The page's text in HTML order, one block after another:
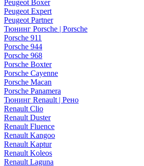
Peugeot Boxer
Peugeot Expert
Peugeot Partner
Тюнинг Porsche | Porsche
Porsche 911
Porsche 944
Porsche 968
Porsche Boxter
Porsche Cayenne
Porsche Macan
Porsche Panamera
Тюнинг Renault | Рено
Renault Clio
Renault Duster
Renault Fluence
Renault Kangoo
Renault Kaptur
Renault Koleos
Renault Laguna